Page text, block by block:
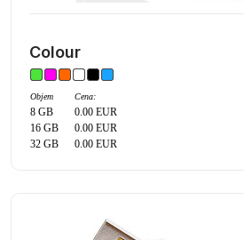
Colour
Objem Cena:
8 GB
0.00 EUR
16 GB
0.00 EUR
32 GB
0.00 EUR